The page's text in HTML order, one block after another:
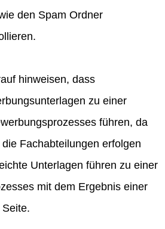
den Spam Ordner
hinweisen, dass
zu einer
führen, da
Fachabteilungen erfolgen
Unterlagen führen zu einer
mit dem Ergebnis einer